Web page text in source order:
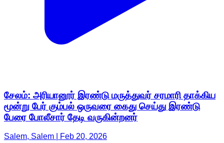
சேலம்: அரியானூர் இரண்டு மருத்துவர் சரமாரி தாக்கிய
மூன்று பேர் கும்பல் ஒருவரை கைது செய்து இரண்டு
பேரை போலீசார் தேடி வருகின்றனர்
Salem, Salem | Feb 20, 2026